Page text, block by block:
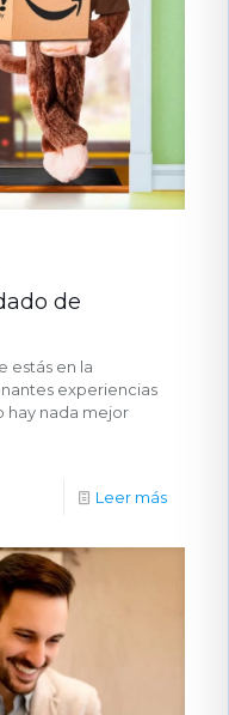
de
estás en la
experiencias
hay nada mejor
Leer más